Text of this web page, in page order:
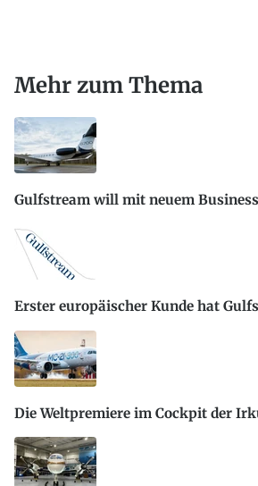
Mehr zum Thema
Gulfstream will mit neuem
Erster europäischer Kunde hat
Die Weltpremiere im Cockpit der